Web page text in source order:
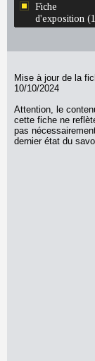
Fiche
d'exposition
Mise à jour de la
10/10/2024
Attention, le
cette fiche ne
pas
dernier état du